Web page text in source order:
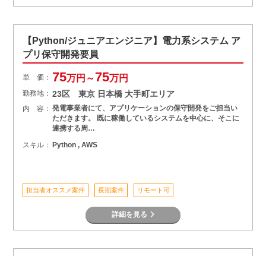
【Python/ジュニアエンジニア】電力系システム ア
プリ保守開発要員
単 価： 75万円～75万円
勤務地： 23区 東京 日本橋 大手町エリア
内 容： 発電事業者にて、アプリケーションの保守開発をご担当い
ただきます。 既に稼働しているシステムを中心に、そこに
連携する周…
スキル： Python , AWS
担当者オススメ案件 長期案件 リモート可
詳細を見る